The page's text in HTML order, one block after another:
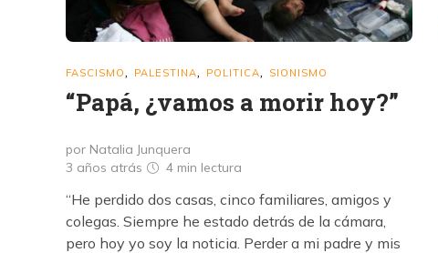
FASCISMO PALESTINA POLITICA SIONISMO
“Papá, ¿vamos a morir hoy?”
por Natalia Junquera
3 años atrás
4 min lectura
“He perdido dos casas, cinco familiares, amigos y
colegas. Siempre he estado detrás de la cámara,
pero hoy yo soy la noticia. Perder a mi padre y mis